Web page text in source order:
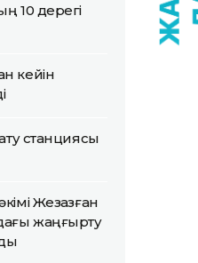
10 дерегі
кейін
станциясы
Жезқазған
жаңғырту